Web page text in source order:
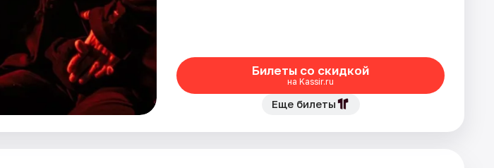
Билеты со скидкой
на Kassir.ru
Еще билеты